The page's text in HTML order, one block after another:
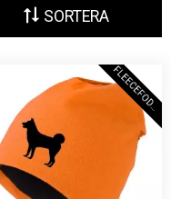
SORTERA
F
L
E
E
C
E
F
O
D
E
R